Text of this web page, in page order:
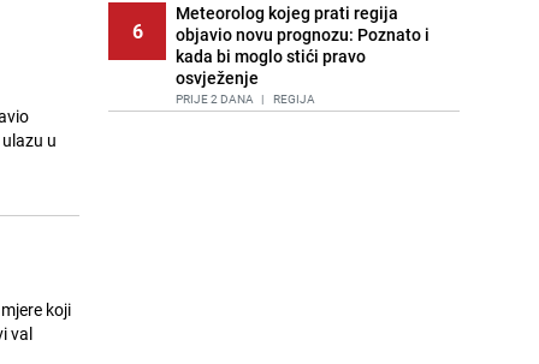
u
koji
val
6
Meteorolog kojeg prati regija
objavio novu prognozu: Poznato i
kada bi moglo stići pravo
osvježenje
PRIJE 2 DANA | REGIJA